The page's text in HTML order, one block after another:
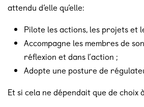
attendu d’elle qu’elle:
Pilote les actions, les projets et
Accompagne les membres de
réflexion et dans l’action ;
Adopte une posture de
Et si cela ne dépendait que de choix